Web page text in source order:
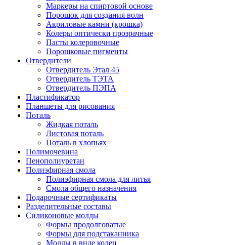
Маркеры на спиртовой основе
Порошок для создания волн
Акриловые камни (крошка)
Колеры оптически прозрачные
Пасты колеровочные
Порошковые пигменты
Отвердители
Отвердитель Этал 45
Отвердитель ТЭТА
Отвердитель ПЭПА
Пластификатор
Планшеты для рисования
Поталь
Жидкая поталь
Листовая поталь
Поталь в хлопьях
Полимочевина
Пенополиуретан
Полиэфирная смола
Полиэфирная смола для литья
Смола общего назначения
Подарочные сертификаты
Разделительные составы
Силиконовые молды
Формы продолговатые
Формы для подстаканника
Молды в виде колец